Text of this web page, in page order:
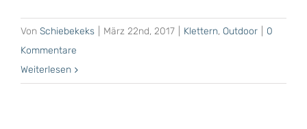
Von Schiebekeks März 22nd, 2017 Klettern, Outdoor
0
Kommentare
Weiterlesen